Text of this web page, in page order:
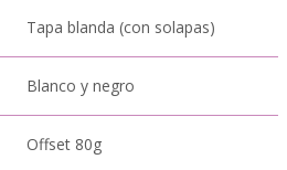
Tapa blanda (con solapas)
Blanco y negro
Offset 80g